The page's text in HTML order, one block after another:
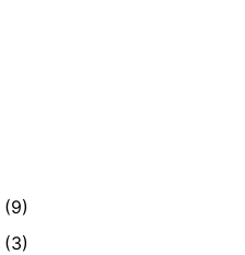
(9)
(3)